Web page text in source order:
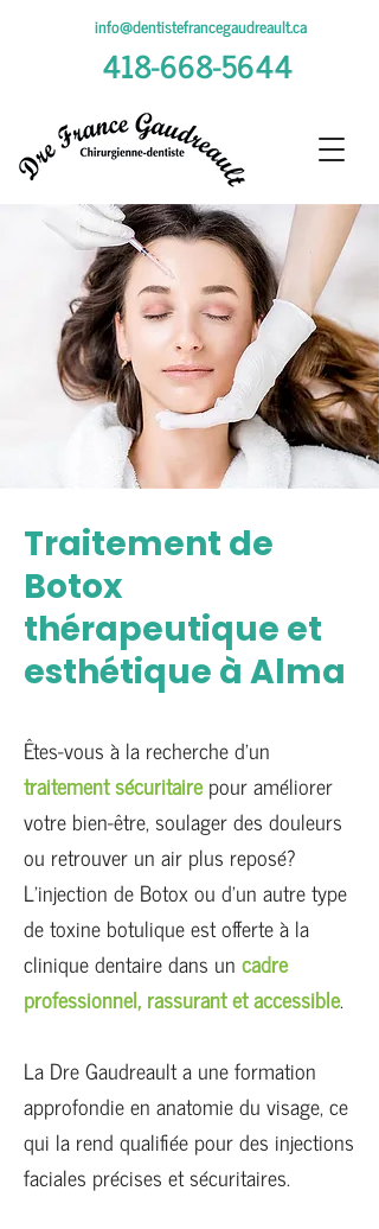
info@dentistefrancegaudreault.ca
418-668-5644
Traitement de
Botox
thérapeutique et
esthétique à Alma
Êtes-vous à la recherche d’un
traitement sécuritaire pour améliorer
votre bien-être, soulager des douleurs
ou retrouver un air plus reposé?
L’injection de Botox ou d’un autre type
de toxine botulique est offerte à la
clinique dentaire dans un cadre
professionnel, rassurant et accessible.
La Dre Gaudreault a une formation
approfondie en anatomie du visage, ce
qui la rend qualifiée pour des injections
faciales précises et sécuritaires.